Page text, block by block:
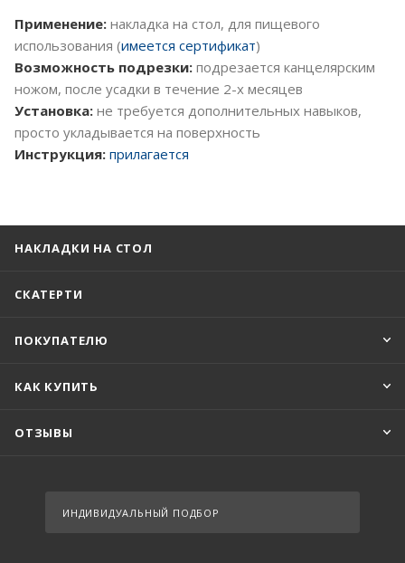
Применение: накладка на стол, для пищевого
использования (имеется сертификат)
Возможность подрезки: подрезается канцелярским
ножом, после усадки в течение 2-х месяцев
Установка: не требуется дополнительных навыков,
просто укладывается на поверхность
Инструкция: прилагается
НАКЛАДКИ НА СТОЛ
СКАТЕРТИ
ПОКУПАТЕЛЮ
КАК КУПИТЬ
ОТЗЫВЫ
ИНДИВИДУАЛЬНЫЙ ПОДБОР